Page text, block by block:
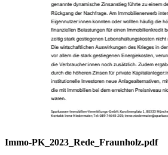
Immo-PK_2023_Rede_Fraunholz.pdf